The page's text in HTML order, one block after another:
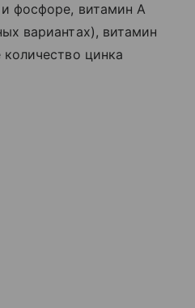
фосфоре, витамин A
вариантах), витамин
цинка